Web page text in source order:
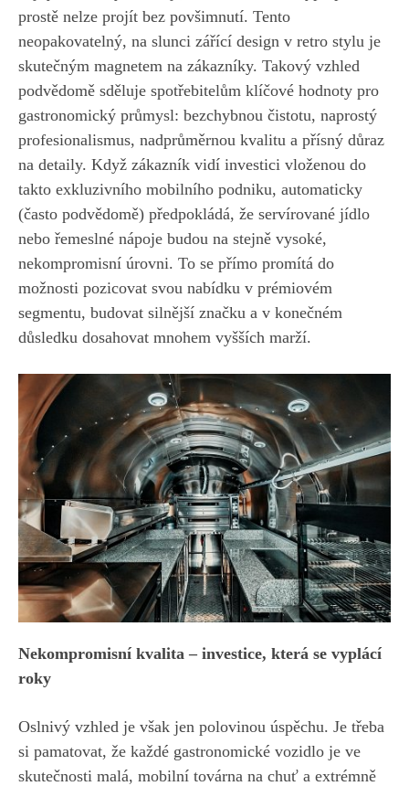
prostě nelze projít bez povšimnutí. Tento
neopakovatelný, na slunci zářící design v retro stylu je
skutečným magnetem na zákazníky. Takový vzhled
podvědomě sděluje spotřebitelům klíčové hodnoty pro
gastronomický průmysl: bezchybnou čistotu, naprostý
profesionalismus, nadprůměrnou kvalitu a přísný důraz
na detaily. Když zákazník vidí investici vloženou do
takto exkluzivního mobilního podniku, automaticky
(často podvědomě) předpokládá, že servírované jídlo
nebo řemeslné nápoje budou na stejně vysoké,
nekompromisní úrovni. To se přímo promítá do
možnosti pozicovat svou nabídku v prémiovém
segmentu, budovat silnější značku a v konečném
důsledku dosahovat mnohem vyšších marží.
Nekompromisní kvalita – investice, která se vyplácí
roky
Oslnivý vzhled je však jen polovinou úspěchu. Je třeba
si pamatovat, že každé gastronomické vozidlo je ve
skutečnosti malá, mobilní továrna na chuť a extrémně